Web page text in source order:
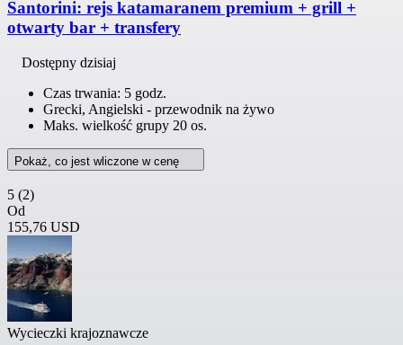
Santorini: rejs katamaranem premium + grill +
otwarty bar + transfery
Dostępny dzisiaj
Czas trwania: 5 godz.
Grecki, Angielski - przewodnik na żywo
Maks. wielkość grupy 20 os.
Pokaż, co jest wliczone w cenę
5 (2)
Od
155,76 USD
Wycieczki krajoznawcze